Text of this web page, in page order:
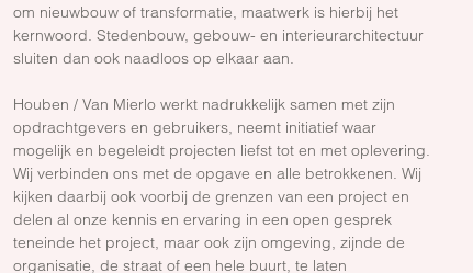
om nieuwbouw of transformatie, maatwerk is hierbij het
kernwoord. Stedenbouw, gebouw- en interieurarchitectuur
sluiten dan ook naadloos op elkaar aan.
Houben / Van Mierlo werkt nadrukkelijk samen met zijn
opdrachtgevers en gebruikers, neemt initiatief waar
mogelijk en begeleidt projecten liefst tot en met oplevering.
Wij verbinden ons met de opgave en alle betrokkenen. Wij
kijken daarbij ook voorbij de grenzen van een project en
delen al onze kennis en ervaring in een open gesprek
teneinde het project, maar ook zijn omgeving, zijnde de
organisatie, de straat of een hele buurt, te laten